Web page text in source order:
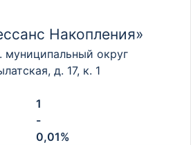
Накопления»
муниципальный округ
д. 17, к. 1
1
-
0,01%